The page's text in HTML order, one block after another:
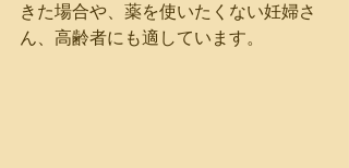
きた場合や、薬を使いたくない妊婦さ
ん、高齢者にも適しています。